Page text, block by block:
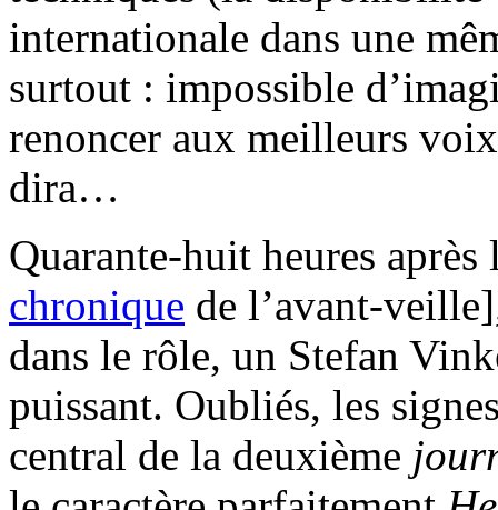
internationale dans une
surtout : impossible
renoncer aux meilleurs
dira…
Quarante-huit heures
chronique de l’avant-veille]
dans le rôle, un Stefan
puissant. Oubliés, les
central de la deuxième